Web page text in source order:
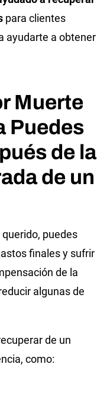
para clientes
ayudarte a obtener
Muerte
Puedes
de la
de un
puedes
finales y sufrir
de la
algunas de
de un
como: